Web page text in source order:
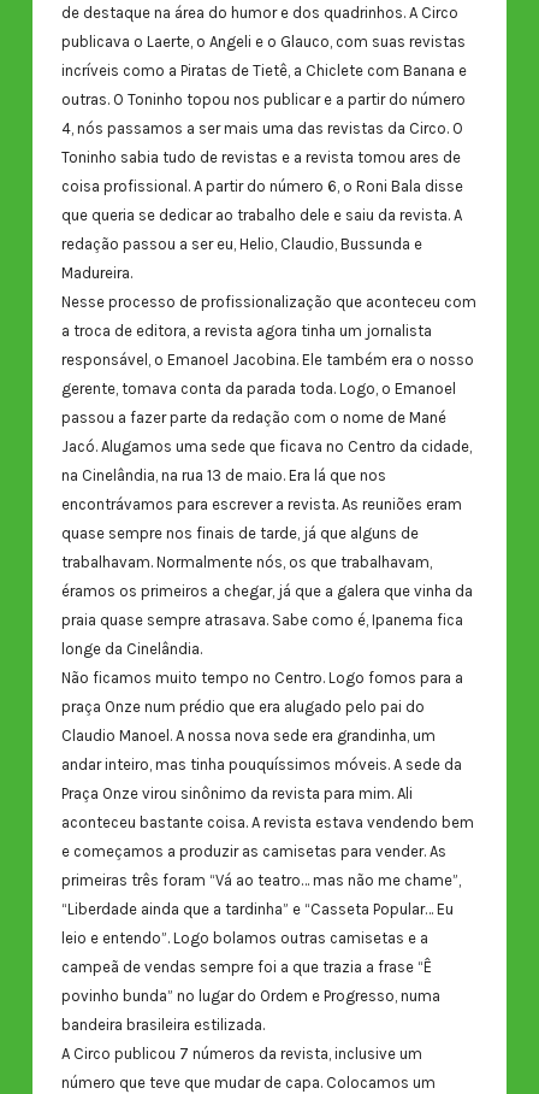
de destaque na área do humor e dos quadrinhos. A Circo
publicava o Laerte, o Angeli e o Glauco, com suas revistas
incríveis como a Piratas de Tietê, a Chiclete com Banana e
outras. O Toninho topou nos publicar e a partir do número
4, nós passamos a ser mais uma das revistas da Circo. O
Toninho sabia tudo de revistas e a revista tomou ares de
coisa profissional. A partir do número 6, o Roni Bala disse
que queria se dedicar ao trabalho dele e saiu da revista. A
redação passou a ser eu, Helio, Claudio, Bussunda e
Madureira.
Nesse processo de profissionalização que aconteceu com
a troca de editora, a revista agora tinha um jornalista
responsável, o Emanoel Jacobina. Ele também era o nosso
gerente, tomava conta da parada toda. Logo, o Emanoel
passou a fazer parte da redação com o nome de Mané
Jacó. Alugamos uma sede que ficava no Centro da cidade,
na Cinelândia, na rua 13 de maio. Era lá que nos
encontrávamos para escrever a revista. As reuniões eram
quase sempre nos finais de tarde, já que alguns de
trabalhavam. Normalmente nós, os que trabalhavam,
éramos os primeiros a chegar, já que a galera que vinha da
praia quase sempre atrasava. Sabe como é, Ipanema fica
longe da Cinelândia.
Não ficamos muito tempo no Centro. Logo fomos para a
praça Onze num prédio que era alugado pelo pai do
Claudio Manoel. A nossa nova sede era grandinha, um
andar inteiro, mas tinha pouquíssimos móveis. A sede da
Praça Onze virou sinônimo da revista para mim. Ali
aconteceu bastante coisa. A revista estava vendendo bem
e começamos a produzir as camisetas para vender. As
primeiras três foram “Vá ao teatro… mas não me chame”,
“Liberdade ainda que a tardinha” e “Casseta Popular… Eu
leio e entendo”. Logo bolamos outras camisetas e a
campeã de vendas sempre foi a que trazia a frase “Ê
povinho bunda” no lugar do Ordem e Progresso, numa
bandeira brasileira estilizada.
A Circo publicou 7 números da revista, inclusive um
número que teve que mudar de capa. Colocamos um